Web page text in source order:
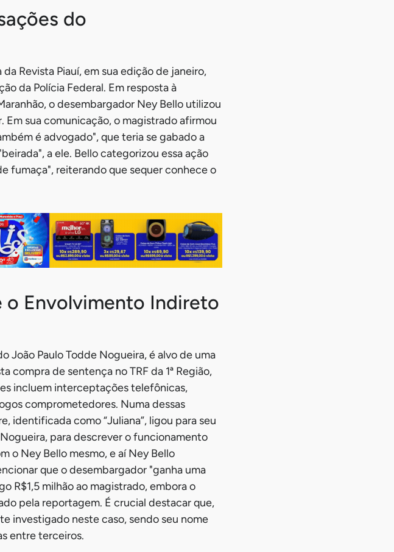
do
Revista Piauí, em sua edição de janeiro,
da Polícia Federal. Em resposta à
o desembargador Ney Bello utilizou
sua comunicação, o magistrado afirmou
é advogado", que teria se gabado a
a ele. Bello categorizou essa ação
fumaça", reiterando que sequer conhece o
o Envolvimento Indireto
João Paulo Todde Nogueira, é alvo de uma
compra de sentença no TRF da 1ª Região,
incluem interceptações telefônicas,
comprometedores. Numa dessas
identificada como “Juliana”, ligou para seu
para descrever o funcionamento
o Ney Bello mesmo, e aí Ney Bello
que o desembargador "ganha uma
R$1,5 milhão ao magistrado, embora o
pela reportagem. É crucial destacar que,
investigado neste caso, sendo seu nome
entre terceiros.